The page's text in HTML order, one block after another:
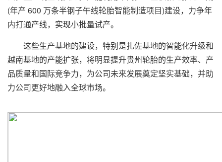
(年产 600 万条半钢子午线轮胎智能制造项目)建设，力争年
内打通产线，实现小批量试产。
这些生产基地的建设，特别是扎佐基地的智能化升级和
越南基地的产能扩张，将明显提升贵州轮胎的生产效率、产
品质量和国际竞争力，为公司未来发展奠定坚实基础，并助
力公司更好地融入全球市场。